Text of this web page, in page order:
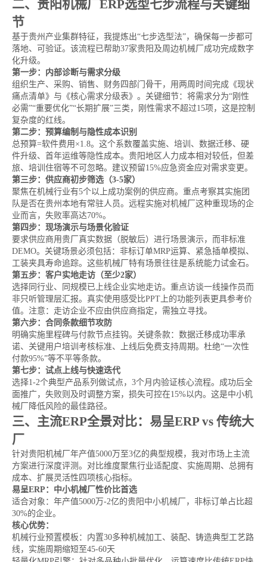
二、贵阳机械厂ERP选型七步流程与关键细
节
基于贵州产业集群特征，我提炼出“七步选型法”，确保每一步都可
落地、可验证。该流程已帮助37家贵阳及周边机械厂成功完成数字
化升级。
第一步：内部诊断与需求分级
组织生产、采购、销售、财务四部门骨干，用两周时间完成《现状
痛点清单》与《核心需求分级表》。关键细节：将需求分为“刚性
必需”“重要优化”“长期扩展”三类，刚性需求不超过15项，这是控制
复杂度的红线。
第二步：预算编制与隐性成本识别
总预算=软件费用×1.8。这个系数覆盖实施、培训、数据迁移、硬
件升级、首年运维等隐性成本。贵阳地区人力成本相对较低，但差
旅、培训住宿等不可忽略。建议预留15%应急资金应对需求变更。
第三步：供应商初步筛选（3-5家）
聚焦在机械行业有5个以上成功案例的供应商。重点考察其实施团
队是否在贵州本地有常驻人员。远程实施对机械厂这种重现场的企
业而言，失败率高达70%。
第四步：现场演示与场景化验证
要求供应商用贵厂真实数据（脱敏后）进行场景演示，而非标准
DEMO。关键场景必须包括：非标订单MRP运算、紧急插单模拟、
工装夹具寿命追踪。这些机械厂特有场景往往是系统能力试金石。
第五步：客户实地走访（至少2家）
选择同行业、同规模已上线企业实地走访。重点访谈一线操作员而
非只听管理层汇报。真实使用感受比PPT上的功能列表更具参考价
值。注意：走访企业不应由供应商指定，需独立寻找。
第六步：合同条款细节攻防
明确实施里程碑与付款节点挂钩。关键条款：数据迁移成功率承
诺、关键用户培训考核标准、上线后免费支持周期。杜绝“一次性
付款95%”等不平等条款。
第七步：试点上线与快速迭代
选择1-2个典型产品系列做试点，3个月内验证核心流程。成功后全
面推广，失败则及时调整方案，损失可控在15%以内。这是中小机
械厂降低风险的最佳路径。
三、主流ERP全景对比：易呈ERP vs 传统大
厂
针对贵阳机械厂年产值5000万至3亿的典型规模，我对市场上主流
方案进行深度评测。对比维度聚焦行业适配度、实施周期、总拥有
成本、扩展灵活性四项核心指标。
易呈ERP：中小机械厂性价比首选
适合对象：年产值5000万-2亿的贵阳中小机械厂，非标订单占比超
30%的企业。
核心优势：
机械行业预置模板：内置30多种机械加工、装配、铸造典型工艺路
线，实施周期缩短至45-60天